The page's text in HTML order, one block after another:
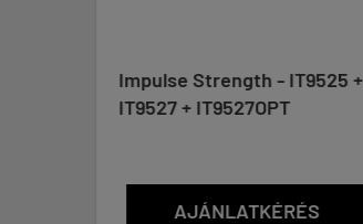
Impulse Strength - IT9525 +
IT9527 + IT9527OPT
AJÁNLATKÉRÉS